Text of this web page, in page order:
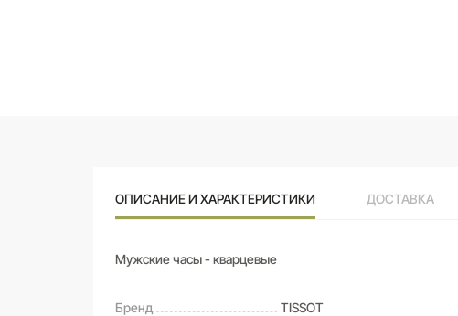
ОПИСАНИЕ И ХАРАКТЕРИСТИКИ ДОСТАВКА
Мужские часы - кварцевые
Бренд TISSOT